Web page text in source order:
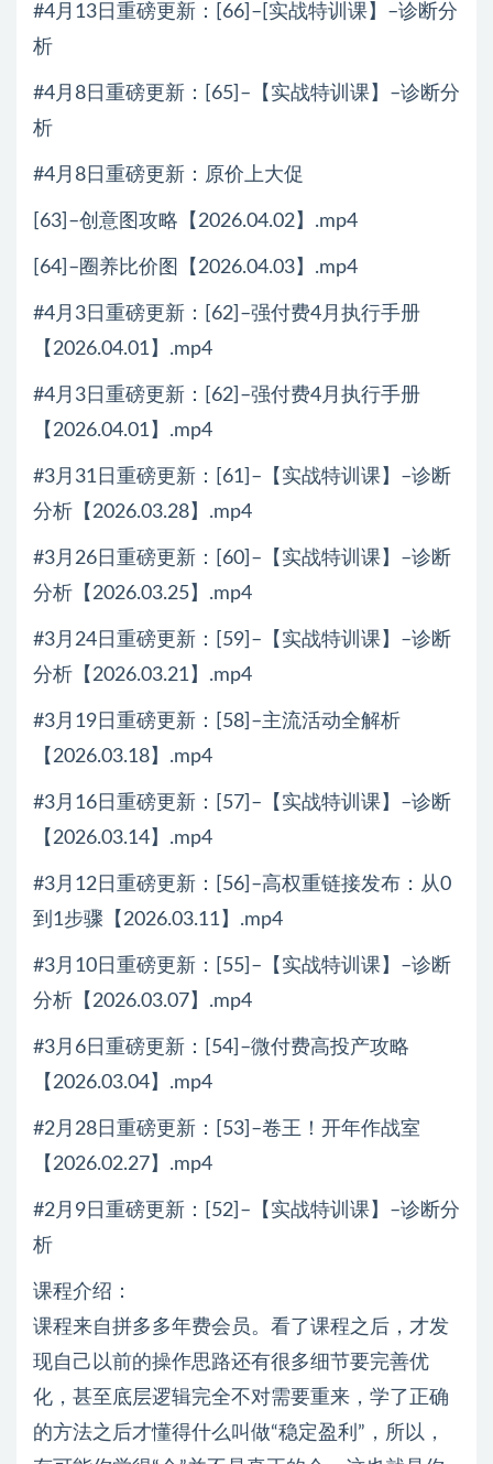
#4月13日重磅更新：[66]–[实战特训课】–诊断分
析
#4月8日重磅更新：[65]–【实战特训课】–诊断分
析
#4月8日重磅更新：原价上大促
[63]–创意图攻略【2026.04.02】.mp4
[64]–圈养比价图【2026.04.03】.mp4
#4月3日重磅更新：[62]–强付费4月执行手册
【2026.04.01】.mp4
#4月3日重磅更新：[62]–强付费4月执行手册
【2026.04.01】.mp4
#3月31日重磅更新：[61]–【实战特训课】–诊断
分析【2026.03.28】.mp4
#3月26日重磅更新：[60]–【实战特训课】–诊断
分析【2026.03.25】.mp4
#3月24日重磅更新：[59]–【实战特训课】–诊断
分析【2026.03.21】.mp4
#3月19日重磅更新：[58]–主流活动全解析
【2026.03.18】.mp4
#3月16日重磅更新：[57]–【实战特训课】–诊断
【2026.03.14】.mp4
#3月12日重磅更新：[56]–高权重链接发布：从0
到1步骤【2026.03.11】.mp4
#3月10日重磅更新：[55]–【实战特训课】–诊断
分析【2026.03.07】.mp4
#3月6日重磅更新：[54]–微付费高投产攻略
【2026.03.04】.mp4
#2月28日重磅更新：[53]–卷王！开年作战室
【2026.02.27】.mp4
#2月9日重磅更新：[52]–【实战特训课】–诊断分
析
课程介绍：
课程来自拼多多年费会员。看了课程之后，才发
现自己以前的操作思路还有很多细节要完善优
化，甚至底层逻辑完全不对需要重来，学了正确
的方法之后才懂得什么叫做“稳定盈利”，所以，